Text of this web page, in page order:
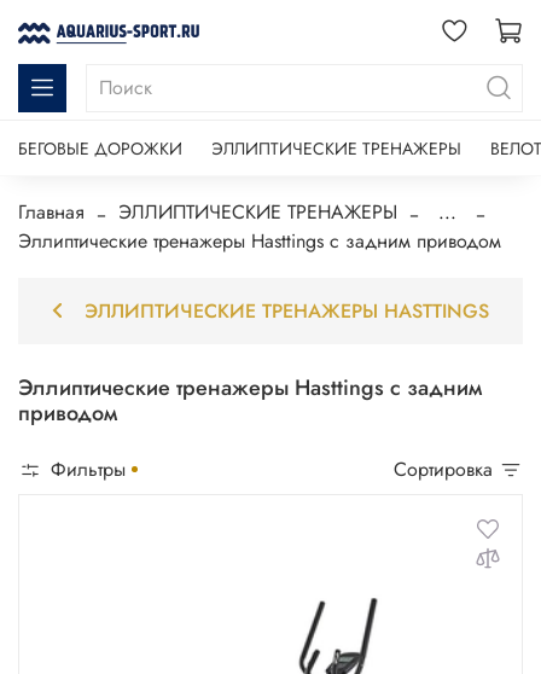
БЕГОВЫЕ ДОРОЖКИ ЭЛЛИПТИЧЕСКИЕ ТРЕНАЖЕРЫ
Главная ЭЛЛИПТИЧЕСКИЕ ТРЕНАЖЕРЫ
...
Эллиптические тренажеры Hasttings с задним приводом
Эллиптические тренажеры Hasttings с задним
приводом
Фильтры Сортировка
ЭЛЛИПТИЧЕСКИЕ ТРЕНАЖЕРЫ HASTTINGS